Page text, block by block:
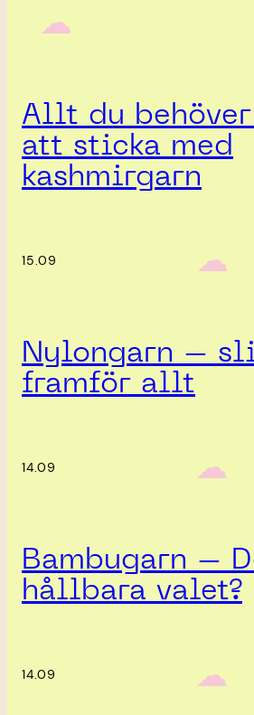
‎ ‎‎ ☁︎‎‎
Allt du
att sticka med
kashmirgarn
15.09 ‎ ‎‎ ☁︎‎‎
Nylongarn –
framför allt
14.09 ‎ ‎‎ ☁︎‎‎
Bambugarn –
hållbara valet?
14.09 ‎ ‎‎ ☁︎‎‎